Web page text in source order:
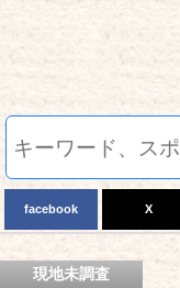
facebook X
現地未調査